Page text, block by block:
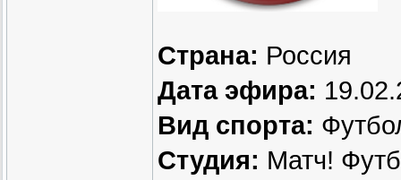
Страна: Россия
Дата эфира:
Вид спорта:
Студия: Матч!